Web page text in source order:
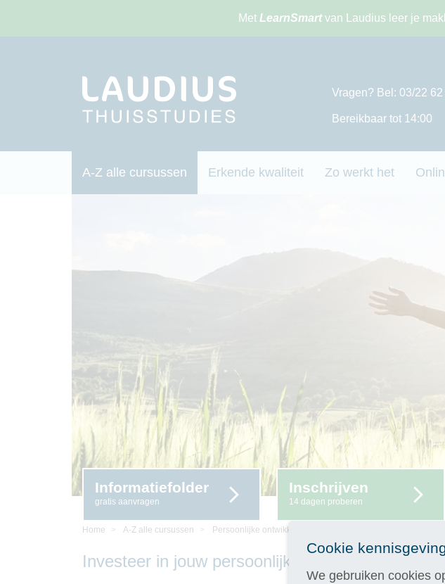
Met LearnSmartvan Laudius leer je
Vragen? Bel: 03/22 62
Bereikbaar tot 14:00
A-Z alle cursussen Erkende kwaliteit Zo werkt het
Informatiefolder
gratis aanvragen
Inschrijven
14 dagen proberen
Home A-Z alle cursussen Persoonlijke ontwikkeling
Investeer in jouw persoonlijke ontwikkeling met
Cookie
We gebruiken cookies